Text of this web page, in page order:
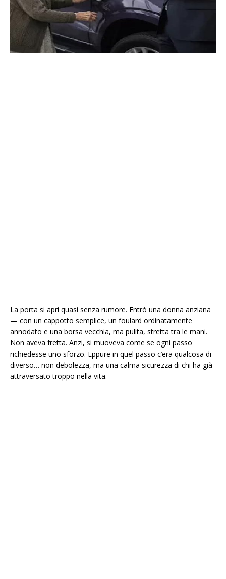
La porta si aprì quasi senza rumore. Entrò una donna anziana
— con un cappotto semplice, un foulard ordinatamente
annodato e una borsa vecchia, ma pulita, stretta tra le mani.
Non aveva fretta. Anzi, si muoveva come se ogni passo
richiedesse uno sforzo. Eppure in quel passo c’era qualcosa di
diverso… non debolezza, ma una calma sicurezza di chi ha già
attraversato troppo nella vita.